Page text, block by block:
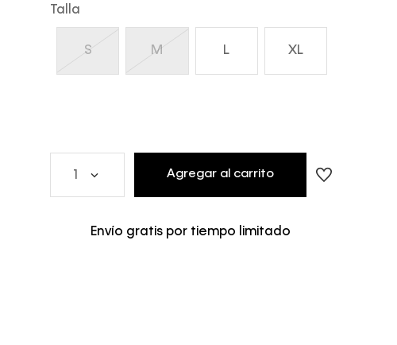
Talla
S M L XL
Agregar al carrito
Envío gratis por tiempo limitado